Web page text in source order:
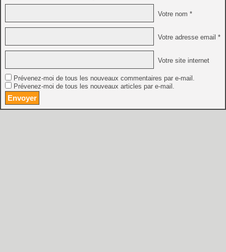
Votre nom *
Votre adresse email *
Votre site internet
Prévenez-moi de tous les nouveaux commentaires par e-mail.
Prévenez-moi de tous les nouveaux articles par e-mail.